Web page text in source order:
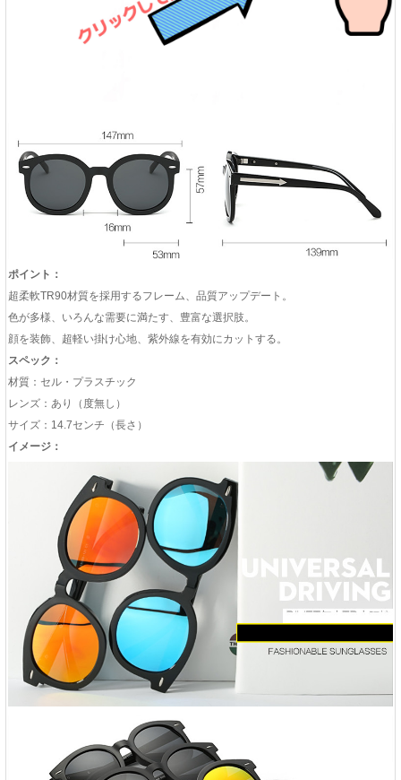
ポイント：
超柔軟TR90材質を採用するフレーム、品質アップデート。
色が多様、いろんな需要に満たす、豊富な選択肢。
顔を装飾、超軽い掛け心地、紫外線を有効にカットする。
スペック：
材質：セル・プラスチック
レンズ：あり（度無し）
サイズ：14.7センチ（長さ）
イメージ：